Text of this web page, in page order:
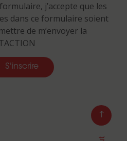
j’accepte que les
dans ce formulaire soient
de m’envoyer la
S'inscrire